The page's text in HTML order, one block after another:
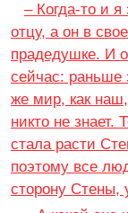
– Когда-то и
отцу, а он в
прадедушке. И
сейчас: раньше
же мир, как
никто не знает.
стала расти
поэтому все
сторону Стены,